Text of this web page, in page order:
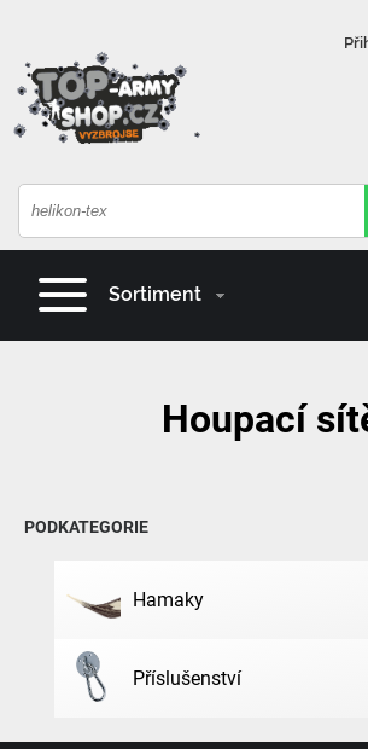
Sortiment
Houpací
PODKATEGORIE
Hamaky
Příslušenství